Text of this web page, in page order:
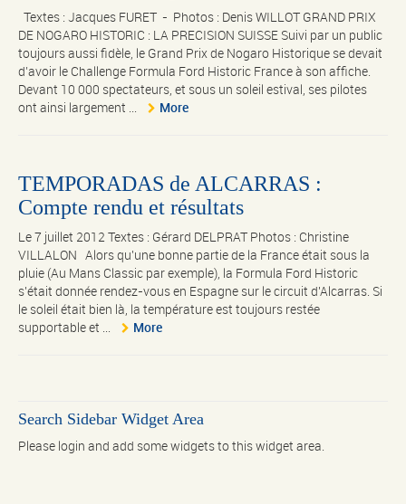
Textes : Jacques FURET - Photos : Denis WILLOT GRAND PRIX
DE NOGARO HISTORIC : LA PRECISION SUISSE Suivi par un public
toujours aussi fidèle, le Grand Prix de Nogaro Historique se devait
d’avoir le Challenge Formula Ford Historic France à son affiche.
Devant 10 000 spectateurs, et sous un soleil estival, ses pilotes
ont ainsi largement ...
More
TEMPORADAS de ALCARRAS :
Compte rendu et résultats
Le 7 juillet 2012 Textes : Gérard DELPRAT Photos : Christine
VILLALON Alors qu'une bonne partie de la France était sous la
pluie (Au Mans Classic par exemple), la Formula Ford Historic
s'était donnée rendez-vous en Espagne sur le circuit d'Alcarras. Si
le soleil était bien là, la température est toujours restée
supportable et ...
More
Search Sidebar Widget Area
Please login and add some widgets to this widget area.